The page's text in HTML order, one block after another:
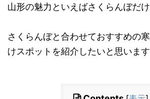
山形の魅力といえばさくらんぼだけ
さくらんぼと合わせておすすめの
けスポットを紹介したいと思います